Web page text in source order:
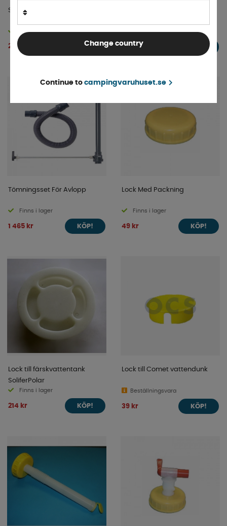
Skruvring vattendunk blå
Finns i lager
28 kr KÖP!
4-9 dagar
52 kr
Tömningsset För Avlopp
Finns i lager
1 465 kr KÖP!
Lock Med Packning
Finns i lager
49 kr KÖP!
Lock till färskvattentank
SoliferPolar
Finns i lager
214 kr KÖP!
Lock till Comet vattendunk
Beställningsvara
39 kr KÖP!
Change country
Continue to campingvaruhuset.se